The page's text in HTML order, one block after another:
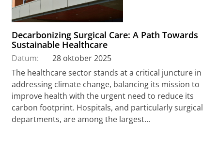
Decarbonizing Surgical Care: A Path Towards
Sustainable Healthcare
Datum:
28 oktober 2025
The healthcare sector stands at a critical juncture in
addressing climate change, balancing its mission to
improve health with the urgent need to reduce its
carbon footprint. Hospitals, and particularly surgical
departments, are among the largest...